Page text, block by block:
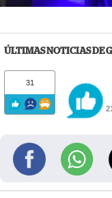
ÚLTIMAS NOTICIAS DE
31
21